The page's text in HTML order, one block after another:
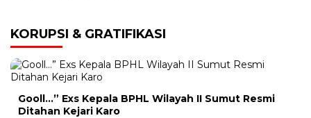
KORUPSI & GRATIFIKASI
Gooll…” Exs Kepala BPHL Wilayah II Sumut Resmi
Ditahan Kejari Karo